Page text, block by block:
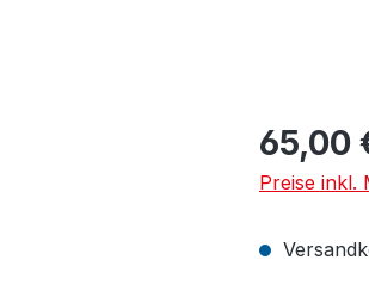
65,00
Preise inkl.